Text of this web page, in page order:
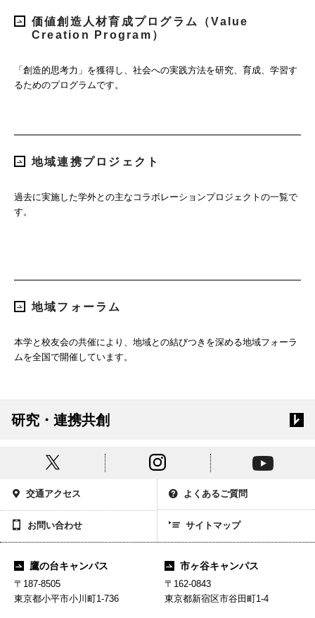
価値創造人材育成プログラム（Value
Creation Program）
「創造的思考力」を獲得し、社会への実践方法を研究、育成、学習す
るためのプログラムです。
地域連携プロジェクト
過去に実施した学外との主なコラボレーションプロジェクトの一覧で
す。
地域フォーラム
本学と校友会の共催により、地域との結びつきを深める地域フォーラ
ムを全国で開催しています。
研究・連携共創
交通アクセス よくあるご質問
お問い合わせ サイトマップ
鷹の台キャンパス
〒187-8505
東京都小平市小川町1-736
市ヶ谷キャンパス
〒162-0843
東京都新宿区市谷田町1-4